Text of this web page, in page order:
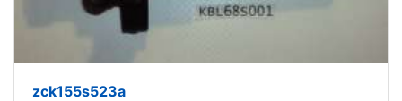
zck155s523a